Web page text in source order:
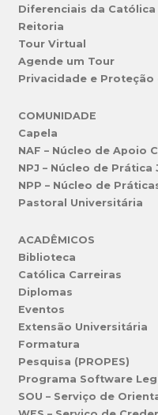
Diferenciais da Católica
Reitoria
Tour Virtual
Agende um Tour
Privacidade e Proteção
COMUNIDADE
Capela
NAF – Núcleo de Apoio
NPJ – Núcleo de Prática
NPP – Núcleo de
Pastoral Universitária
ACADÊMICOS
Biblioteca
Católica Carreiras
Diplomas
Eventos
Extensão Universitária
Formatura
Pesquisa (PROPES)
Programa Software
SOU – Serviço de